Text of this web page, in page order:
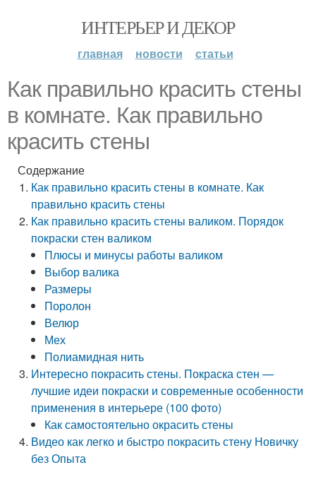
ИНТЕРЬЕР И ДЕКОР
главная новости статьи
Как правильно красить стены
в комнате. Как правильно
красить стены
Содержание
Как правильно красить стены в комнате. Как
правильно красить стены
Как правильно красить стены валиком. Порядок
покраски стен валиком
Плюсы и минусы работы валиком
Выбор валика
Размеры
Поролон
Велюр
Мех
Полиамидная нить
Интересно покрасить стены. Покраска стен —
лучшие идеи покраски и современные особенности
применения в интерьере (100 фото)
Как самостоятельно окрасить стены
Видео как легко и быстро покрасить стену Новичку
без Опыта